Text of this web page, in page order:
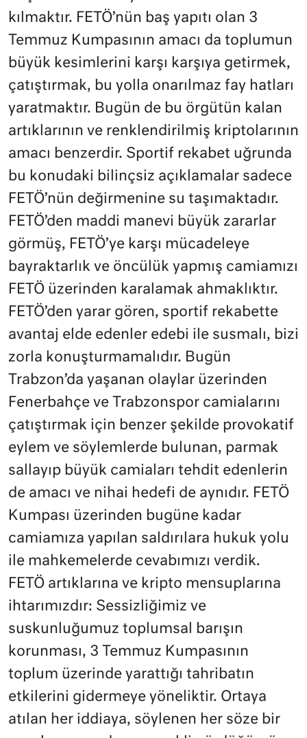
kılmaktır. FETÖ’nün baş yapıtı olan 3
Temmuz Kumpasının amacı da toplumun
büyük kesimlerini karşı karşıya getirmek,
çatıştırmak, bu yolla onarılmaz fay hatları
yaratmaktır. Bugün de bu örgütün kalan
artıklarının ve renklendirilmiş kriptolarının
amacı benzerdir. Sportif rekabet uğrunda
bu konudaki bilinçsiz açıklamalar sadece
FETÖ’nün değirmenine su taşımaktadır.
FETÖ’den maddi manevi büyük zararlar
görmüş, FETÖ’ye karşı mücadeleye
bayraktarlık ve öncülük yapmış camiamızı
FETÖ üzerinden karalamak ahmaklıktır.
FETÖ’den yarar gören, sportif rekabette
avantaj elde edenler edebi ile susmalı, bizi
zorla konuşturmamalıdır. Bugün
Trabzon’da yaşanan olaylar üzerinden
Fenerbahçe ve Trabzonspor camialarını
çatıştırmak için benzer şekilde provokatif
eylem ve söylemlerde bulunan, parmak
sallayıp büyük camiaları tehdit edenlerin
de amacı ve nihai hedefi de aynıdır. FETÖ
Kumpası üzerinden bugüne kadar
camiamıza yapılan saldırılara hukuk yolu
ile mahkemelerde cevabımızı verdik.
FETÖ artıklarına ve kripto mensuplarına
ihtarımızdır: Sessizliğimiz ve
suskunluğumuz toplumsal barışın
korunması, 3 Temmuz Kumpasının
toplum üzerinde yarattığı tahribatın
etkilerini gidermeye yöneliktir. Ortaya
atılan her iddiaya, söylenen her söze bir